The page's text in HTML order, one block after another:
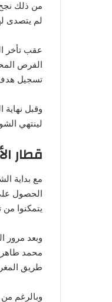
لم يتصدى
عقب تأخر
الفرص
تسجيل هدف التعديل في
لينتهي
قطار
مع بداية
الحصول على
يتمكنوا
محمد
طريق المغربي رضا
وبالرغم